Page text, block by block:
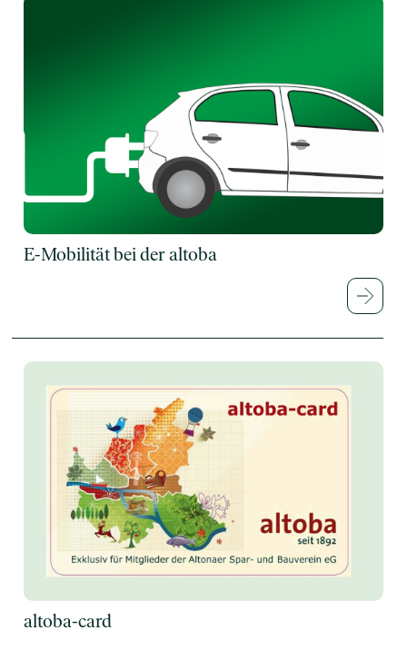
E-Mobilität bei der altoba
altoba-card